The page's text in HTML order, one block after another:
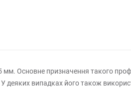
Основне призначення такого
деяких випадках його також